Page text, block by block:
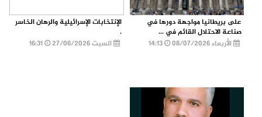
على بريطانيا مواجهة دورها في
صناعة الاحتلال القائم في ...
الأربعاء 08/07/2026
الإنتخابات الإسرائيلية والرهان الخاسر
.
السبت 27/06/2026
16:31